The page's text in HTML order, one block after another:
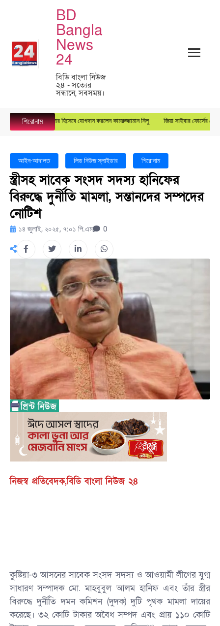
BD
Bangla
News
24
বিডি বাংলা নিউজ
২৪ - সত্যের
সন্ধানে, সবসময়।
শিরোনাম
ম্যানেজার হিসেবে যোগদান করলেন কামরুজ্জামান নিলু জিয়া সাইবার ফোর্সের কেন্দ্রীয়
আইন-আদালত লিড নিউজ স্লাইডার শিরোনাম
স্ত্রীসহ সাবেক সংসদ সদস্য হানিফের
বিরুদ্ধে দুর্নীতি মামলা, সন্তানদের সম্পদের
নোটিশ
১৪ জুলাই, ২০২৫, ৭:০১ পি.এম 0
নিজস্ব প্রতিবেদক,বিডি বাংলা নিউজ ২৪
কুষ্টিয়া-৩ আসনের সাবেক সংসদ সদস্য ও আওয়ামী লীগের যুগ্ম
সাধারণ সম্পাদক মো. মাহবুবুল আলম হানিফ এবং তাঁর স্ত্রীর
বিরুদ্ধে দুর্নীতি দমন কমিশন (দুদক) দুটি পৃথক মামলা দায়ের
করেছে। ৩২ কোটি টাকার অবৈধ সম্পদ এবং প্রায় ১১০ কোটি